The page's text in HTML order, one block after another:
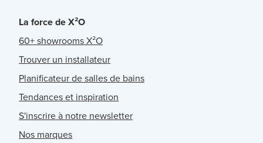
La force de X²O
60+ showrooms X²O
Trouver un installateur
Planificateur de salles de bains
Tendances et inspiration
S'inscrire à notre newsletter
Nos marques